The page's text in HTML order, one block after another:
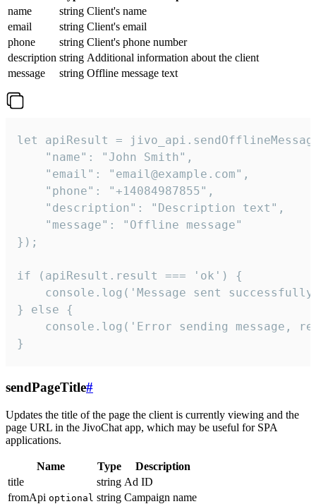
name
string Client's name
email
string Client's email
phone
string Client's phone number
description string Additional information about the client
message
string Offline message text
let apiResult =
    "name": "John Smith",
    "email": "email@example.com",
    "phone": "+14084987855",
    "description": "Description text",
    "message": "Offline message"
});
if (apiResult.result === 'ok') {
console.log('Message sent
} else {
console.log('Error sending message,
}
sendPageTitle#
Updates the title of the page the client is currently viewing and the
page URL in the JivoChat app, which may be useful for SPA
applications.
Name Type
Description
title
string Ad ID
fromApi optional string Campaign name